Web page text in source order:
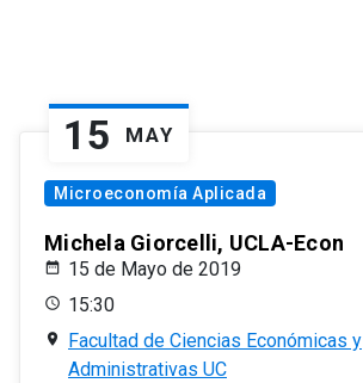
15 MAY
Microeconomía Aplicada
Michela Giorcelli, UCLA-Econ
15 de Mayo de 2019
15:30
Facultad de Ciencias Económicas y
Administrativas UC